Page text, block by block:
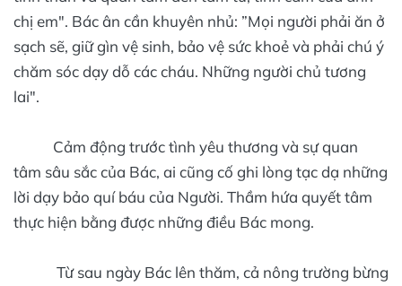
chị em". Bác ân cần khuyên nhủ: ”Mọi người phải ăn ở
sạch sẽ, giữ gìn vệ sinh, bảo vệ sức khoẻ và phải chú ý
chăm sóc dạy dỗ các cháu. Những người chủ tương
lai".
Cảm động trước tình yêu thương và sự quan
tâm sâu sắc của Bác, ai cũng cố ghi lòng tạc dạ những
lời dạy bảo quí báu của Người. Thầm hứa quyết tâm
thực hiện bằng được những điều Bác mong.
Từ sau ngày Bác lên thăm, cả nông trường bừng